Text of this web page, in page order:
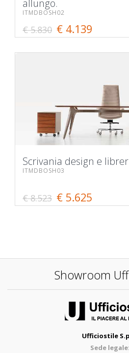
allungo.
ITMDBOSH02
€ 5.830 € 4.139
Scrivania design e
ITMDBOSH03
€ 8.523 € 5.625
Showroom
Ufficiostile
Sede legale: